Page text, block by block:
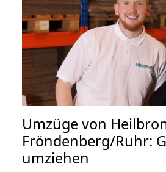
Umzüge von
Fröndenberg/Ruhr:
umziehen